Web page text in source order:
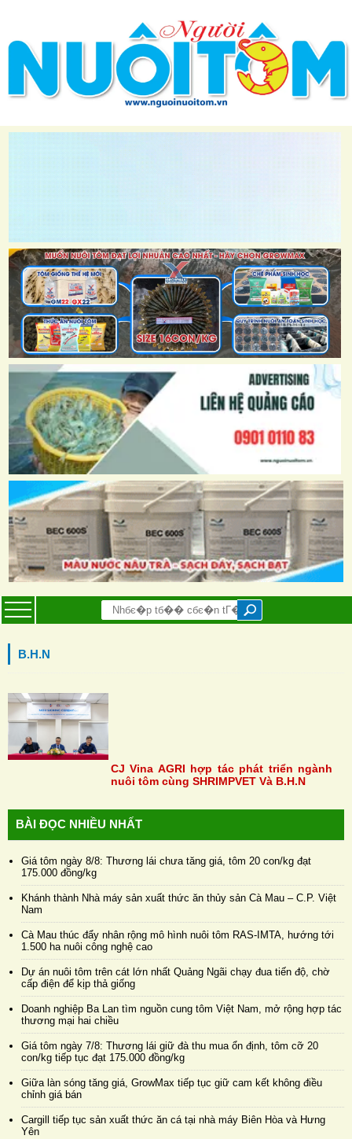
B.H.N
CJ Vina AGRI hợp tác phát triển ngành
nuôi tôm cùng SHRIMPVET Và B.H.N
BÀI ĐỌC NHIỀU NHẤT
Giá tôm ngày 8/8: Thương lái chưa tăng giá, tôm 20 con/kg đạt
175.000 đồng/kg
Khánh thành Nhà máy sản xuất thức ăn thủy sản Cà Mau – C.P. Việt
Nam
Cà Mau thúc đẩy nhân rộng mô hình nuôi tôm RAS-IMTA, hướng tới
1.500 ha nuôi công nghệ cao
Dự án nuôi tôm trên cát lớn nhất Quảng Ngãi chạy đua tiến độ, chờ
cấp điện để kịp thả giống
Doanh nghiệp Ba Lan tìm nguồn cung tôm Việt Nam, mở rộng hợp tác
thương mại hai chiều
Giá tôm ngày 7/8: Thương lái giữ đà thu mua ổn định, tôm cỡ 20
con/kg tiếp tục đạt 175.000 đồng/kg
Giữa làn sóng tăng giá, GrowMax tiếp tục giữ cam kết không điều
chỉnh giá bán
Cargill tiếp tục sản xuất thức ăn cá tại nhà máy Biên Hòa và Hưng
Yên